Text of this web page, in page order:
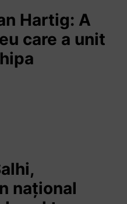
Hartig: A
care a unit
național